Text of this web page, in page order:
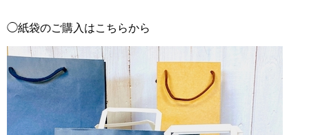
◯紙袋のご購入はこちらから